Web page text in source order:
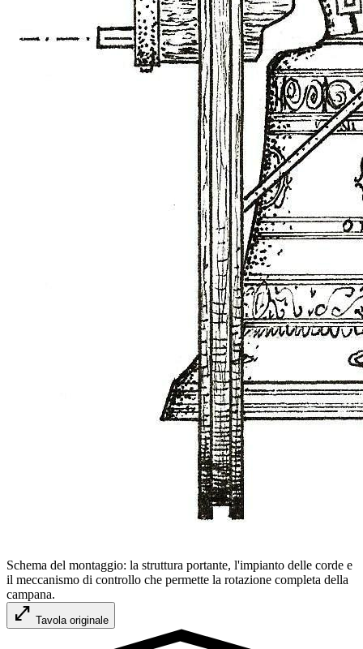
Schema del montaggio: la struttura portante, l'impianto delle corde e
il meccanismo di controllo che permette la rotazione completa della
campana.
open_in_full Tavola originale